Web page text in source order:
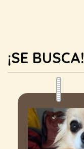
¡SE BUSCA!